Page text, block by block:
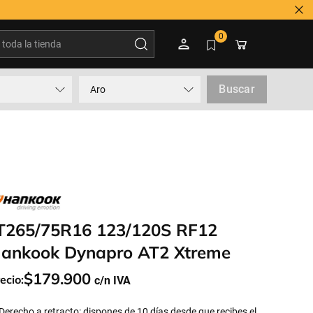
0
Aro Buscar
75R16 123/120S RF12
Dynapro AT2 Xtreme
$179.900